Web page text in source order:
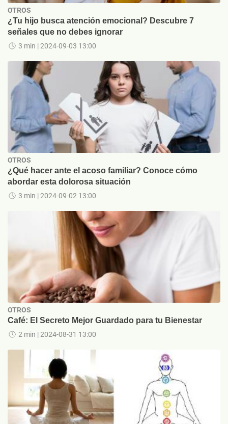
OTROS
¿Tu hijo busca atención emocional? Descubre 7
señales que no debes ignorar
3 min | 2024-09-03 13:00
OTROS
¿Qué hacer ante el acoso familiar? Conoce cómo
abordar esta dolorosa situación
3 min | 2024-09-02 13:00
OTROS
Café: El Secreto Mejor Guardado para tu Bienestar
2 min | 2024-08-31 13:00